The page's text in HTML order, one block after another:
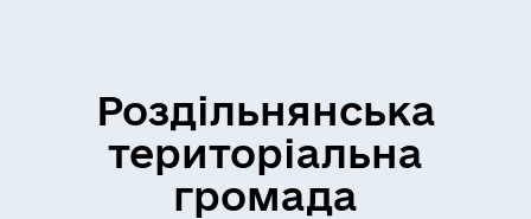
Роздільнянська
територіальна
громада